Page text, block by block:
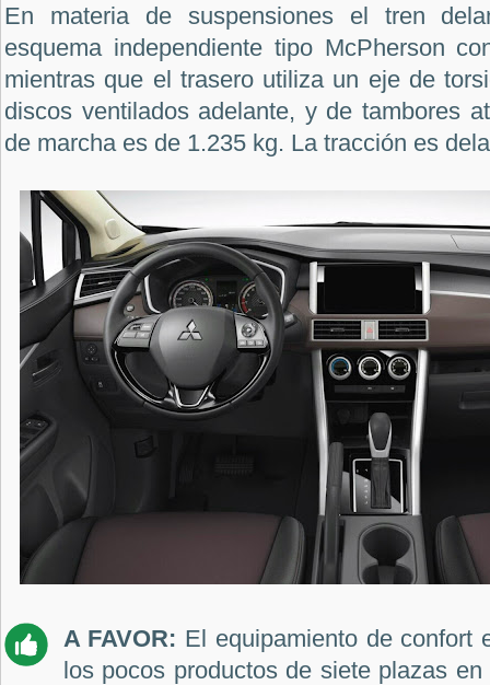
En materia de suspensiones el tren
esquema independiente tipo McPherson
mientras que el trasero utiliza un eje de
discos ventilados adelante, y de tambores
de marcha es de 1.235 kg. La tracción es
A FAVOR: El equipamiento de confort
los pocos productos de siete plazas